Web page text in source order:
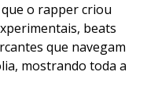
o rapper criou
beats
que navegam
mostrando toda a